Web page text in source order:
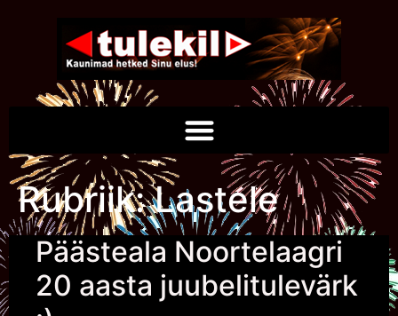
Rubriik:Lastele
Päästeala Noortelaagri
20 aasta juubelitulevärk